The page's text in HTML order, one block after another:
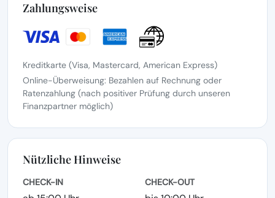
Zahlungsweise
Kreditkarte (Visa, Mastercard, American Express)
Online-Überweisung: Bezahlen auf Rechnung oder
Ratenzahlung (nach positiver Prüfung durch unseren
Finanzpartner möglich)
Nützliche Hinweise
CHECK-IN CHECK-OUT